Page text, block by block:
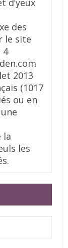
d’yeux
des
le site
4
2013
(1017
ou en
la
les